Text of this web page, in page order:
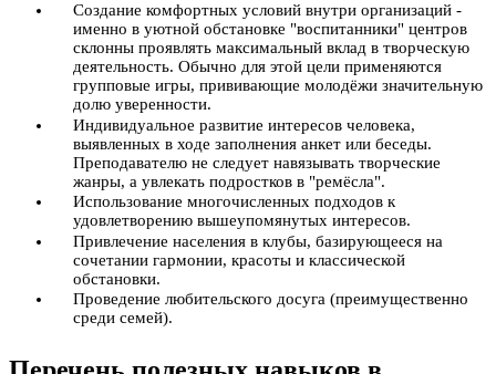
Создание комфортных условий внутри организаций -
именно в уютной обстановке "воспитанники" центров
склонны проявлять максимальный вклад в творческую
деятельность. Обычно для этой цели применяются
групповые игры, прививающие молодёжи значительную
долю уверенности.
Индивидуальное развитие интересов человека,
выявленных в ходе заполнения анкет или беседы.
Преподавателю не следует навязывать творческие
жанры, а увлекать подростков в "ремёсла".
Использование многочисленных подходов к
удовлетворению вышеупомянутых интересов.
Привлечение населения в клубы, базирующееся на
сочетании гармонии, красоты и классической
обстановки.
Проведение любительского досуга (преимущественно
среди семей).